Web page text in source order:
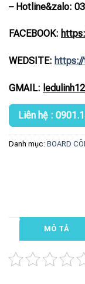
– Hotline&zalo:
FACEBOOK:
WEDSITE:
GMAIL:
Liên hệ :
Danh mục: BOARD
MÔ TẢ